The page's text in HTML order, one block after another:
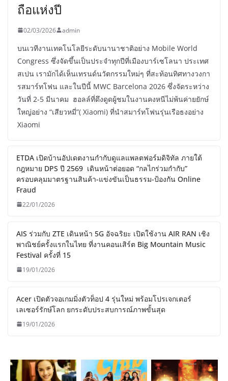
ถือแห่งปี
02/03/2026 admin
บนเวทีงานเทคโนโลยีระดับนานาชาติอย่าง Mobile World
Congress ซึ่งจัดขึ้นเป็นประจำทุกปีที่เมืองบาร์เซโลนา ประเทศ
สเปน เรามักได้เห็นเทรนด์นวัตกรรมใหม่ๆ ที่สะท้อนทิศทางวงกา
รสมาร์ทโฟน และในปีนี้ MWC Barcelona 2026 ซึ่งจัดระหว่าง
วันที่ 2-5 มีนาคม ฮอลล์ที่ดึงดูดผู้ชมในงานคงหนีไม่พ้นค่ายยักษ์
ใหญ่อย่าง “เสียวหมี่”( Xiaomi) ที่นำสมาร์ทโฟนรุ่นเรือธงอย่าง
Xiaomi
ETDA เปิดบ้านอัปเดตงานกำกับดูแลแพลตฟอร์มดิจิทัล ภายใต้
กฎหมาย DPS ปี 2569 เดินหน้าต่อยอด “กลไกร่วมกำกับ”
ครอบคลุมมาตรฐานสินค้า-แข่งขันเป็นธรรม-ป้องกัน Online
Fraud
22/01/2026
AIS ร่วมกับ ZTE เดินหน้า 5G อัจฉริยะ เปิดใช้งาน AIR RAN เชิง
พาณิชย์ครั้งแรกในไทย ที่งานคอนเสิร์ต Big Mountain Music
Festival ครั้งที่ 15
19/01/2026
Acer เปิดตัวจอเกมมิ่งตัวท็อป 4 รุ่นใหม่ พร้อมโปรเจกเตอร์
เลเซอร์รักษ์โลก ยกระดับประสบการณ์ภาพขั้นสุด
19/01/2026